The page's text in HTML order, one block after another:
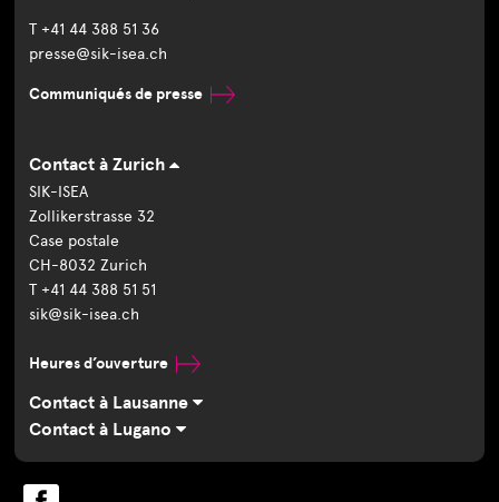
T +41 44 388 51 36
presse@sik-isea.ch
Communiqués de presse
Contact à Zurich
SIK-ISEA
Zollikerstrasse 32
Case postale
CH-8032 Zurich
T +41 44 388 51 51
sik@sik-isea.ch
Heures d’ouverture
Contact à Lausanne
Contact à Lugano